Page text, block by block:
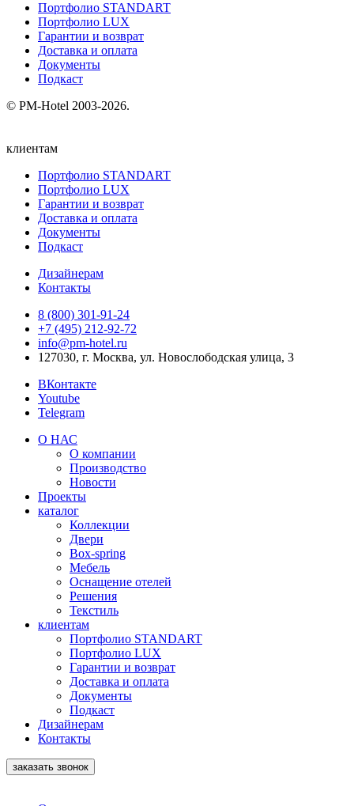
Портфолио STANDART
Портфолио LUX
Гарантии и возврат
Доставка и оплата
Документы
Подкаст
© PM-Hotel 2003-2026.
клиентам
Портфолио STANDART
Портфолио LUX
Гарантии и возврат
Доставка и оплата
Документы
Подкаст
Дизайнерам
Контакты
8 (800) 301‑91‑24
+7 (495) 212‑92‑72
info@pm-hotel.ru
127030, г. Москва, ул. Новослободская улица, 3
ВКонтакте
Youtube
Telegram
О НАС
О компании
Производство
Новости
Проекты
каталог
Коллекции
Двери
Box-spring
Мебель
Оснащение отелей
Решения
Текстиль
клиентам
Портфолио STANDART
Портфолио LUX
Гарантии и возврат
Доставка и оплата
Документы
Подкаст
Дизайнерам
Контакты
заказать звонок